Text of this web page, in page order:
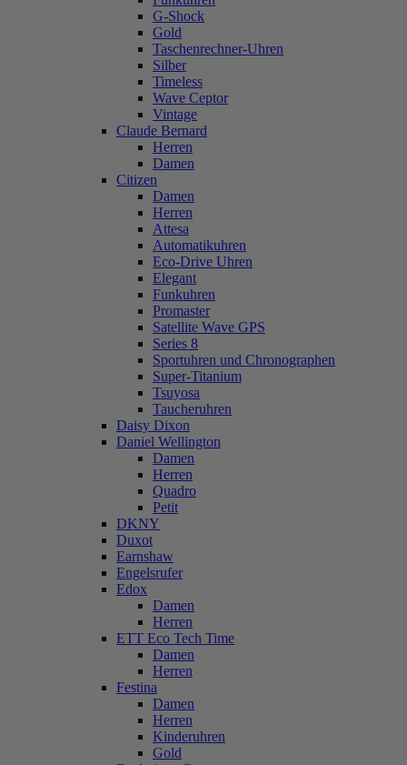
G-Shock
Gold
Taschenrechner-Uhren
Silber
Timeless
Wave Ceptor
Vintage
Claude Bernard
Herren
Damen
Citizen
Damen
Herren
Attesa
Automatikuhren
Eco-Drive Uhren
Elegant
Funkuhren
Promaster
Satellite Wave GPS
Series 8
Sportuhren und Chronographen
Super-Titanium
Tsuyosa
Taucheruhren
Daisy Dixon
Daniel Wellington
Damen
Herren
Quadro
Petit
DKNY
Duxot
Earnshaw
Engelsrufer
Edox
Damen
Herren
ETT Eco Tech Time
Damen
Herren
Festina
Damen
Herren
Kinderuhren
Gold